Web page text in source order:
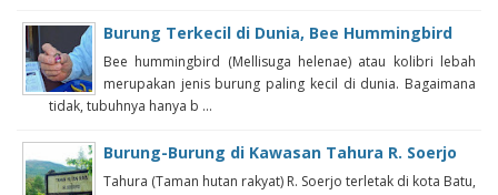
Burung Terkecil di Dunia, Bee Hummingbird
Bee hummingbird (Mellisuga helenae) atau kolibri lebah
merupakan jenis burung paling kecil di dunia. Bagaimana
tidak, tubuhnya hanya b ...
Burung-Burung di Kawasan Tahura R. Soerjo
Tahura (Taman hutan rakyat) R. Soerjo terletak di kota Batu,